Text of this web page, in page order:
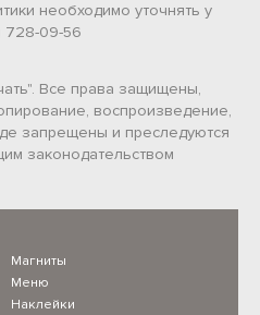
Магниты
Меню
Наклейки
необходимо уточнять у
728-09-56
Все права защищены,
воспроизведение,
запрещены и преследуются
законодательством